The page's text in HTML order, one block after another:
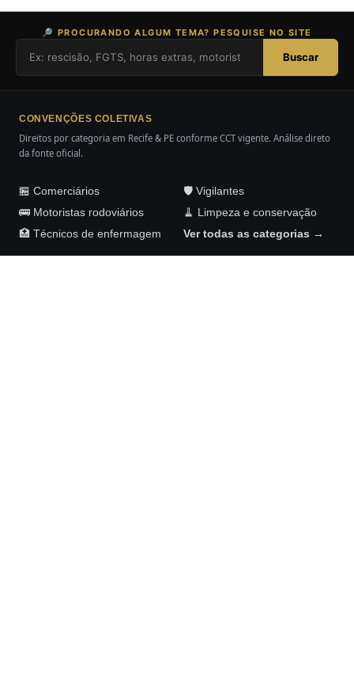
🔎 PROCURANDO ALGUM TEMA? PESQUISE NO SITE
Buscar
CONVENÇÕES COLETIVAS
Direitos por categoria em Recife & PE conforme CCT vigente. Análise direto
da fonte oficial.
🏪 Comerciários
🛡️ Vigilantes
🚌 Motoristas rodoviários
🧹 Limpeza e conservação
🏥 Técnicos de enfermagem
Ver todas as categorias →